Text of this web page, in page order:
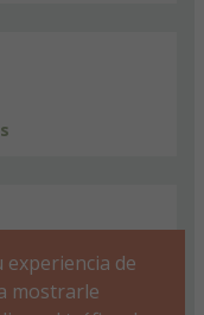
de
mostrarle